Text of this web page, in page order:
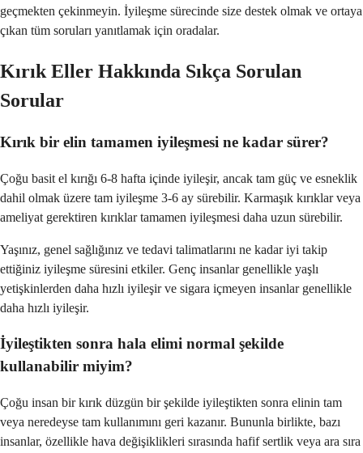
geçmekten çekinmeyin. İyileşme sürecinde size destek olmak ve ortaya
çıkan tüm soruları yanıtlamak için oradalar.
Kırık Eller Hakkında Sıkça Sorulan
Sorular
Kırık bir elin tamamen iyileşmesi ne kadar sürer?
Çoğu basit el kırığı 6-8 hafta içinde iyileşir, ancak tam güç ve esneklik
dahil olmak üzere tam iyileşme 3-6 ay sürebilir. Karmaşık kırıklar veya
ameliyat gerektiren kırıklar tamamen iyileşmesi daha uzun sürebilir.
Yaşınız, genel sağlığınız ve tedavi talimatlarını ne kadar iyi takip
ettiğiniz iyileşme süresini etkiler. Genç insanlar genellikle yaşlı
yetişkinlerden daha hızlı iyileşir ve sigara içmeyen insanlar genellikle
daha hızlı iyileşir.
İyileştikten sonra hala elimi normal şekilde
kullanabilir miyim?
Çoğu insan bir kırık düzgün bir şekilde iyileştikten sonra elinin tam
veya neredeyse tam kullanımını geri kazanır. Bununla birlikte, bazı
insanlar, özellikle hava değişiklikleri sırasında hafif sertlik veya ara sıra